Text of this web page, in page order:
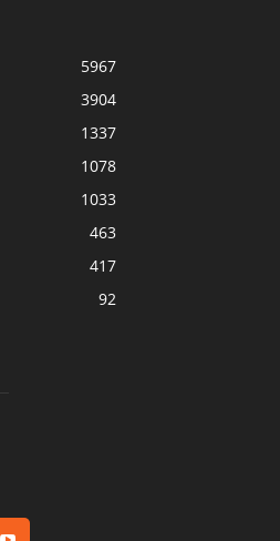
5967
3904
1337
1078
1033
463
417
92